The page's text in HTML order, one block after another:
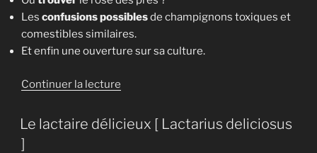
Les confusions possiblesde champignons toxiques et
comestibles similaires.
Et enfin une ouverture sur sa culture.
Continuer la lecture
rosé
Le lactaire délicieux [ Lactarius deliciosus
]